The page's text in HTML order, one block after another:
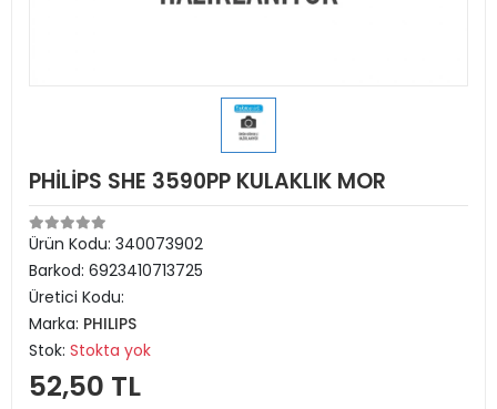
PHİLİPS SHE 3590PP KULAKLIK MOR
Ürün Kodu: 340073902
Barkod: 6923410713725
Üretici Kodu:
Marka: PHILIPS
Stok: Stokta yok
52,50 TL